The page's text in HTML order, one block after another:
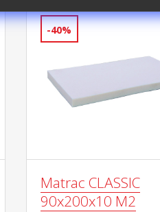
-40%
Matrac CLASSIC
90x200x10 M2